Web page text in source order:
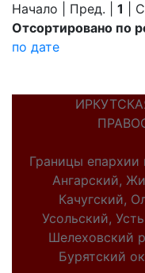
Начало | Пред. | 1 |
Отсортировано по
по дате
Границы епархии
Ангарский,
Качугский,
Усольский,
Шелеховский
Бурятский